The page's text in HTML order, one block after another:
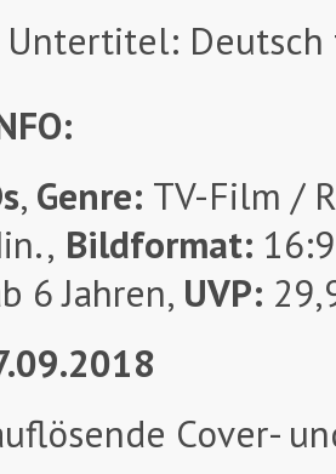
Deutsch
, Genre: TV-Film /
Bildformat:
6 Jahren, UVP:
Cover-